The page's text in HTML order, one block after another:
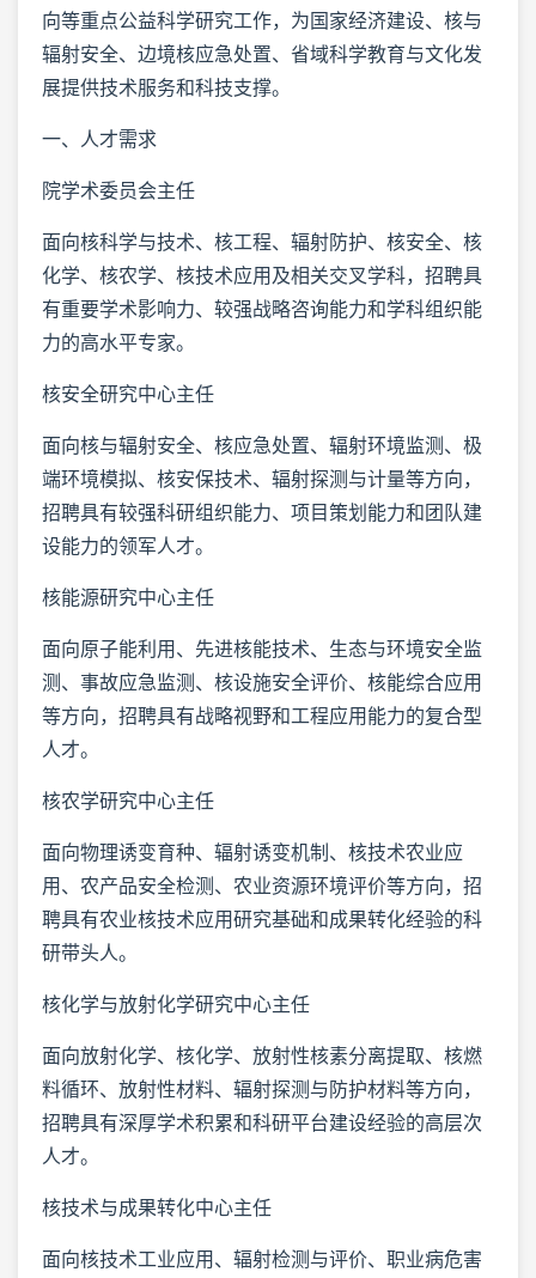
向等重点公益科学研究工作，为国家经济建设、核与
辐射安全、边境核应急处置、省域科学教育与文化发
展提供技术服务和科技支撑。
一、人才需求
院学术委员会主任
面向核科学与技术、核工程、辐射防护、核安全、核
化学、核农学、核技术应用及相关交叉学科，招聘具
有重要学术影响力、较强战略咨询能力和学科组织能
力的高水平专家。
核安全研究中心主任
面向核与辐射安全、核应急处置、辐射环境监测、极
端环境模拟、核安保技术、辐射探测与计量等方向，
招聘具有较强科研组织能力、项目策划能力和团队建
设能力的领军人才。
核能源研究中心主任
面向原子能利用、先进核能技术、生态与环境安全监
测、事故应急监测、核设施安全评价、核能综合应用
等方向，招聘具有战略视野和工程应用能力的复合型
人才。
核农学研究中心主任
面向物理诱变育种、辐射诱变机制、核技术农业应
用、农产品安全检测、农业资源环境评价等方向，招
聘具有农业核技术应用研究基础和成果转化经验的科
研带头人。
核化学与放射化学研究中心主任
面向放射化学、核化学、放射性核素分离提取、核燃
料循环、放射性材料、辐射探测与防护材料等方向，
招聘具有深厚学术积累和科研平台建设经验的高层次
人才。
核技术与成果转化中心主任
面向核技术工业应用、辐射检测与评价、职业病危害